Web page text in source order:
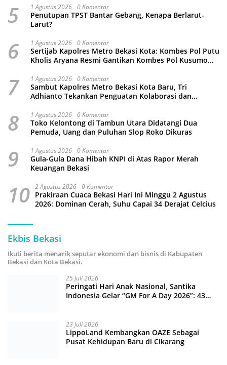
5 1 Agustus 2026 0 Komentar
Penutupan TPST Bantar Gebang, Kenapa Berlarut-
Larut?
6 1 Agustus 2026 0 Komentar
Sertijab Kapolres Metro Bekasi Kota: Kombes Pol Putu
Kholis Aryana Resmi Gantikan Kombes Pol Kusumo
7 1 Agustus 2026 0 Komentar
Sambut Kapolres Metro Bekasi Kota Baru, Tri
Adhianto Tekankan Penguatan Kolaborasi dan
8 1 Agustus 2026 0 Komentar
Toko Kelontong di Tambun Utara Didatangi Dua
Pemuda, Uang dan Puluhan Slop Roko Dikuras
9 1 Agustus 2026 0 Komentar
Gula-Gula Dana Hibah KNPI di Atas Rapor Merah
Keuangan Bekasi
10 2 Agustus 2026 0 Komentar
Prakiraan Cuaca Bekasi Hari Ini Minggu 2 Agustus
2026: Dominan Cerah, Suhu Capai 34 Derajat Celcius
Ekbis Bekasi
Ikuti berita menarik seputar ekonomi dan bisnis di Kabupaten
Bekasi dan Kota Bekasi.
25 Juli 2026
Peringati Hari Anak Nasional, Santika
Indonesia Gelar “GM For A Day 2026”: 43
23 Juli 2026
LippoLand Kembangkan OAZE Sebagai
Pusat Kehidupan Baru di Cikarang